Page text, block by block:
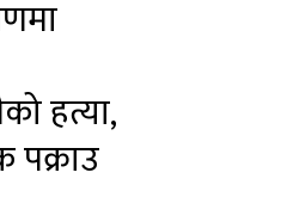
हत्या,